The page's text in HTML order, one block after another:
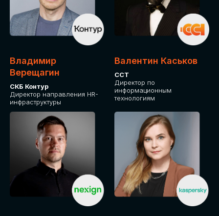
Владимир
Верещагин
СКБ Контур
Директор направления HR-
инфраструктуры
Валентин Каськов
ССТ
Директор по
информационным
технологиям
ДЛЯ ОПЛАТЫ БИЛЕТОВ